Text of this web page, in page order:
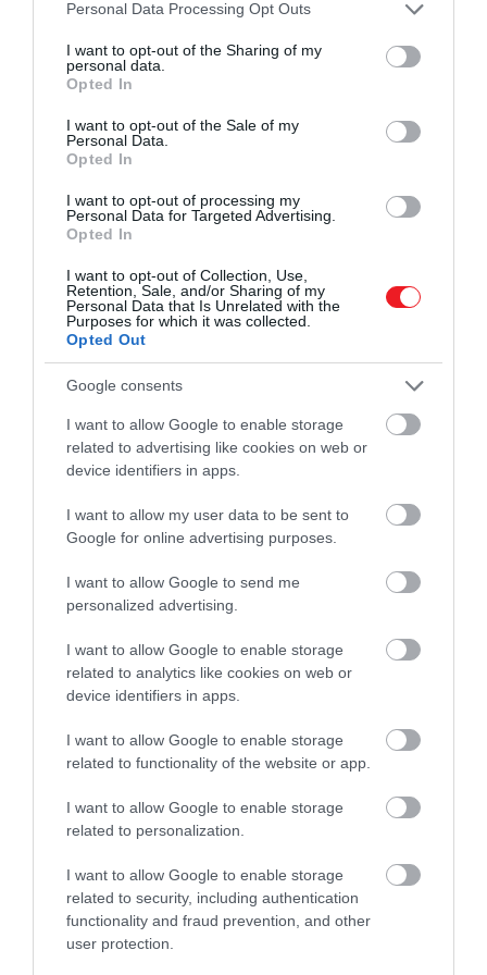
Please note that this website/app uses one or more Google
not limited to your visit or usage behaviour. You may click to
grant or deny consent to Google and its third-party tags to
use your data for below specified purposes in below Google
consent section.
Personal Data Processing Opt Outs
I want to opt-out of the Sharing of my
personal data.
Opted In
I want to opt-out of the Sale of my
Personal Data.
Opted In
I want to opt-out of processing my
Personal Data for Targeted Advertising.
Opted In
I want to opt-out of Collection, Use,
Retention, Sale, and/or Sharing of my
Personal Data that Is Unrelated with the
Purposes for which it was collected.
Opted Out
Google consents
I want to allow Google to enable storage
related to advertising like cookies on web or
device identifiers in apps.
I want to allow my user data to be sent to
Google for online advertising purposes.
I want to allow Google to send me
personalized advertising.
I want to allow Google to enable storage
related to analytics like cookies on web or
device identifiers in apps.
I want to allow Google to enable storage
related to functionality of the website or app.
I want to allow Google to enable storage
related to personalization.
I want to allow Google to enable storage
related to security, including authentication
functionality and fraud prevention, and other
user protection.
Nők uralhatták a történelem egyik
legrégebbi városát
Ahogy a BBCcikke
is említi, Peñico nincs messze
helytől, ahol a Caral civilizáció kialakult. Caral városában
32 monumentális építmény található – köztük
piramisok, fejlett öntözőrendszerek és városi
civilizáció más korai nagy kultúráktól (pl. India,
Egyiptom, Mezopotámia, Kína) elszigetelten fejlődött
Dr. Ruth Shady, a Peñico térségében végzett
legutóbbi kutatásokat és a 90-es években Caralban
végzett ásatásokat vezető régész szerint a felfedezés
fontos ahhoz, hogy megértsük, mi történt a Caral
civilizációval, miután az éghajlatváltozás miatt
elpusztult.
A felfedezést bejelentő sajtótájékoztatón
Marco
Machacuayrégész, a perui Kulturális Minisztérium
Peñico jelentősége abban rejlik, hogy a Caral
civilizáció folytatásának tekinthető.
Figyelmedbe ajánljuk!
Régészek lehet, hogy egy ősi európai
Peru egyébként az amerikai kontinens
régészeti leletei közül többnek is otthont ad – ilyen az